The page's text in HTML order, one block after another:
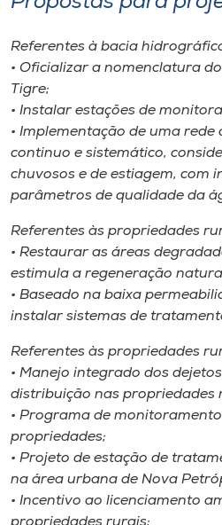
Referentes à bacia
• Oficializar a nomenclatura
Tigre;
• Instalar estações de
• Implementação de uma
continuo e sistemático,
chuvosos e de estiagem, com
parâmetros de qualidade da
Referentes às propriedades
• Restaurar as áreas
estimula a regeneração
• Baseado na baixa
instalar sistemas de
Referentes às propriedades
• Manejo integrado dos
distribuição nas propriedades
• Programa de
propriedades;
• Projeto de estação de
na área urbana de Nova
• Incentivo ao licenciamento